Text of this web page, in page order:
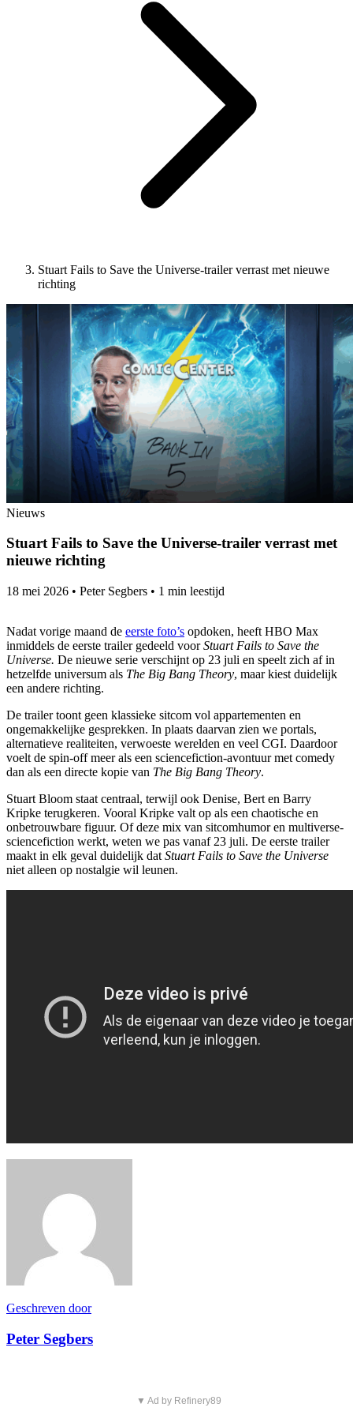
Stuart Fails to Save the Universe-trailer verrast met nieuwe
richting
Nieuws
Stuart Fails to Save the Universe-trailer verrast met
nieuwe richting
18 mei 2026 • Peter Segbers • 1 min leestijd
Nadat vorige maand de eerste foto’s opdoken, heeft HBO Max
inmiddels de eerste trailer gedeeld voorStuart Fails to Save the
Universe. De nieuwe serie verschijnt op 23 juli en speelt zich af in
hetzelfde universum als The Big Bang Theory, maar kiest duidelijk
een andere richting.
De trailer toont geen klassieke sitcom vol appartementen en
ongemakkelijke gesprekken. In plaats daarvan zien we portals,
alternatieve realiteiten, verwoeste werelden en veel CGI. Daardoor
voelt de spin-off meer als een sciencefiction-avontuur met comedy
dan als een directe kopie van The Big Bang Theory.
Stuart Bloom staat centraal, terwijl ook Denise, Bert en Barry
Kripke terugkeren. Vooral Kripke valt op als een chaotische en
onbetrouwbare figuur. Of deze mix van sitcomhumor en multiverse-
sciencefiction werkt, weten we pas vanaf 23 juli. De eerste trailer
maakt in elk geval duidelijk dat Stuart Fails to Save the Universe
niet alleen op nostalgie wil leunen.
Geschreven door
Peter Segbers
▼ Ad by Refinery89